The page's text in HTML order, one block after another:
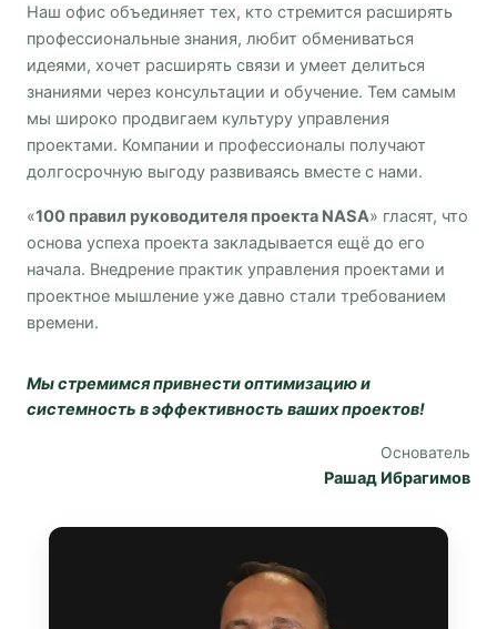
Наш офис объединяет тех, кто стремится расширять
профессиональные знания, любит обмениваться
идеями, хочет расширять связи и умеет делиться
знаниями через консультации и обучение. Тем самым
мы широко продвигаем культуру управления
проектами. Компании и профессионалы получают
долгосрочную выгоду развиваясь вместе с нами.
«100 правил руководителя проекта NASA» гласят, что
основа успеха проекта закладывается ещё до его
начала. Внедрение практик управления проектами и
проектное мышление уже давно стали требованием
времени.
Мы стремимся привнести оптимизацию и
системность в эффективность ваших проектов!
Основатель
Рашад Ибрагимов